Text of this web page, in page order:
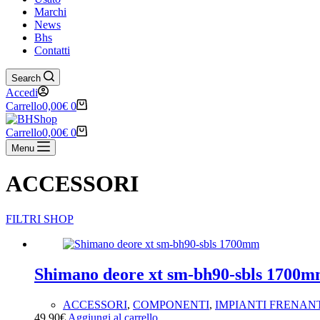
Marchi
News
Bhs
Contatti
Search
Accedi
Carrello0,00€ 0
Carrello0,00€ 0
Menu
ACCESSORI
FILTRI SHOP
Tag prodotto
Tag prodotto
Shimano deore xt sm-bh90-sbls
ACCESSORI, COMPONENTI, IMPIANTI
49,90€ Aggiungi al carrello